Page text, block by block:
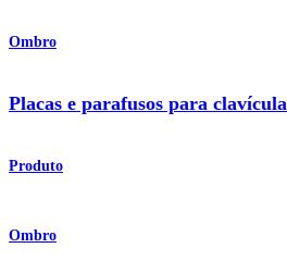
Ombro
Placas e parafusos para clavícula
Produto
Ombro